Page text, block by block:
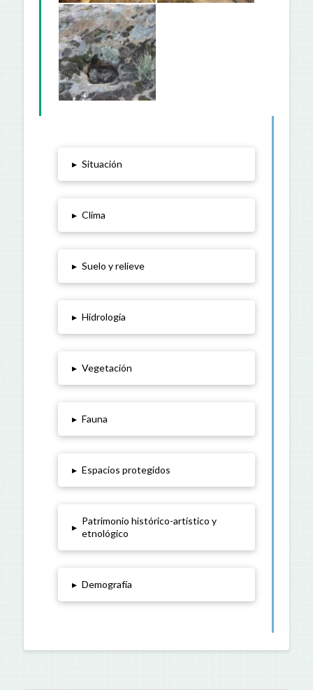
▸ Situación
▸ Clima
▸ Suelo y relieve
▸ Hidrología
▸ Vegetación
▸ Fauna
▸ Espacios protegidos
▸
Patrimonio histórico-artístico y
etnológico
▸ Demografía